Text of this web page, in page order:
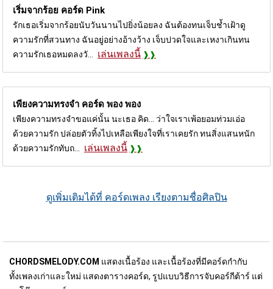
เริ่มจากร้อย คอร์ด Pink
รักเธอเริ่มจากร้อยนับวันนานไปยิ่งน้อยลง ฉันต้องทนเจ็บช้ำเฝ้าดู
ความรักที่สวนทาง ฉันอยู่อย่างอ้างว้าง เจ็บปวดใจและเหงาเกินทน
ความรักเธอหมดลงวั...
เล่นเพลงนี้
เพียงความทรงจำ คอร์ด พอง พอง
เพียงความทรงจำขอแค่นั้น นะเธอ คิด... ว่าใจเราเพ้อยอมท่วมเอ่อ
ด้วยความรัก ปล่อยตัวทิ้งไปเหลือเพียงใจที่เราเคยรัก ทนสิ่งแสนหนัก
ด้วยความรักทับถ...
เล่นเพลงนี้
ดูเพิ่มเติมได้ที่ คอร์ดเพลง เรียงตามชื่อศิลปิน
CHORDSMELODY.COM แสดงเนื้อร้อง และเนื้อร้องที่มีคอร์ดกำกับ
ทั้งเพลงเก่าและใหม่ แสดงตารางคอร์ด, รูปแบบวิธีการจับคอร์กีต้าร์ แต่